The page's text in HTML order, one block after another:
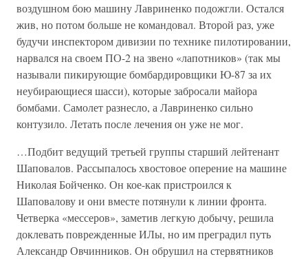
воздушном бою машину Лавриненко подожгли. Остался
жив, но потом больше не командовал. Второй раз, уже
будучи инспектором дивизии по технике пилотировании,
нарвался на своем ПО-2 на звено «лапотников» (так мы
называли пикирующие бомбардировщики Ю-87 за их
неубирающиеся шасси), которые забросали майора
бомбами. Самолет разнесло, а Лавриненко сильно
контузило. Летать после лечения он уже не мог.
…Подбит ведущий третьей группы старший лейтенант
Шаповалов. Рассыпалось хвостовое оперение на машине
Николая Бойченко. Он кое-как пристроился к
Шаповалову и они вместе потянули к линии фронта.
Четверка «мессеров», заметив легкую добычу, решила
доклевать поврежденные ИЛы, но им преградил путь
Александр Овчинников. Он обрушил на стервятников